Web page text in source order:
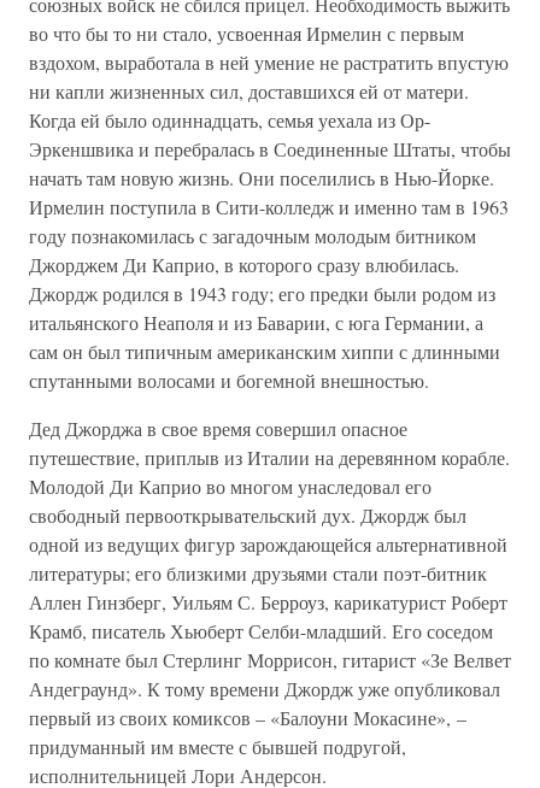
во что бы то ни стало, усвоенная Ирмелин с первым
вздохом, выработала в ней умение не растратить впустую
ни капли жизненных сил, доставшихся ей от матери.
Когда ей было одиннадцать, семья уехала из Ор-
Эркеншвика и перебралась в Соединенные Штаты, чтобы
начать там новую жизнь. Они поселились в Нью-Йорке.
Ирмелин поступила в Сити-колледж и именно там в 1963
году познакомилась с загадочным молодым битником
Джорджем Ди Каприо, в которого сразу влюбилась.
Джордж родился в 1943 году; его предки были родом из
итальянского Неаполя и из Баварии, с юга Германии, а
сам он был типичным американским хиппи с длинными
спутанными волосами и богемной внешностью.
Дед Джорджа в свое время совершил опасное
путешествие, приплыв из Италии на деревянном корабле.
Молодой Ди Каприо во многом унаследовал его
свободный первооткрывательский дух. Джордж был
одной из ведущих фигур зарождающейся альтернативной
литературы; его близкими друзьями стали поэт-битник
Аллен Гинзберг, Уильям С. Берроуз, карикатурист Роберт
Крамб, писатель Хьюберт Селби-младший. Его соседом
по комнате был Стерлинг Моррисон, гитарист «Зе Велвет
Андеграунд». К тому времени Джордж уже опубликовал
первый из своих комиксов – «Балоуни Мокасине», –
придуманный им вместе с бывшей подругой,
исполнительницей Лори Андерсон.